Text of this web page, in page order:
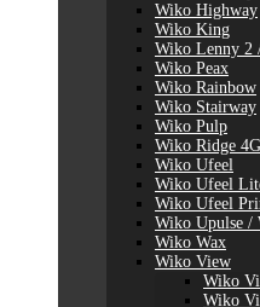
Wiko Highway
Wiko King
Wiko Lenny 2
Wiko Peax
Wiko Rainbow
Wiko Stairway
Wiko Pulp
Wiko Ridge 4G
Wiko Ufeel
Wiko Ufeel
Wiko Ufeel
Wiko Upulse /
Wiko Wax
Wiko View
Wiko
Wiko